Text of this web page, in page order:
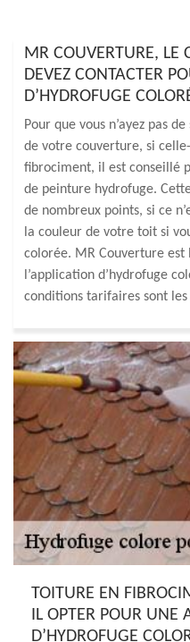
MR COUVERTURE, LE
DEVEZ CONTACTER
D’HYDROFUGE
Pour que vous n’ayez pas
de votre couverture, si
fibrociment, il est conseillé
de peinture hydrofuge.
de nombreux points, si ce
la couleur de votre toit si
colorée. MR Couverture est
l’application d’hydrofuge
conditions tarifaires sont
TOITURE EN
IL OPTER POUR UNE
D’HYDROFUGE